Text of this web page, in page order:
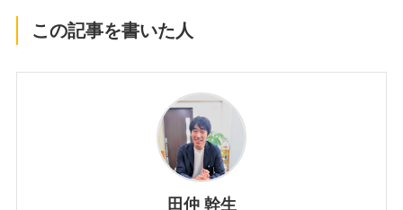
この記事を書いた人
田仲 幹生